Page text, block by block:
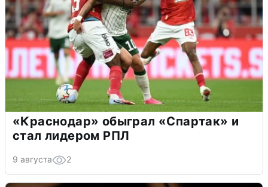
«Краснодар» обыграл «Спартак» и
стал лидером РПЛ
9 августа 2